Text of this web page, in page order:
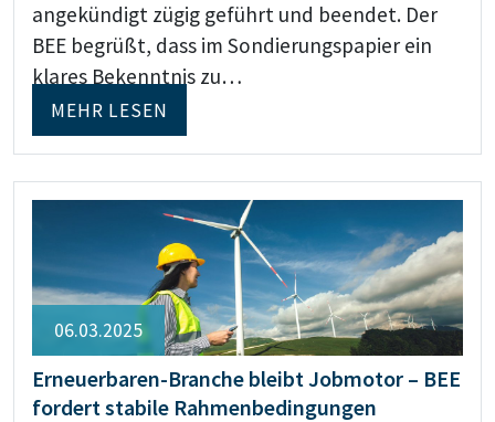
angekündigt zügig geführt und beendet. Der
BEE begrüßt, dass im Sondierungspapier ein
klares Bekenntnis zu…
MEHR LESEN
06.03.2025
Erneuerbaren-Branche bleibt Jobmotor – BEE
fordert stabile Rahmenbedingungen